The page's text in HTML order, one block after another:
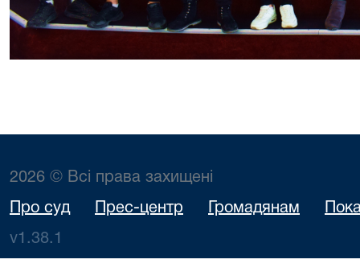
2026 © Всі права захищені
Про суд Прес-центр Громадянам
v1.38.1